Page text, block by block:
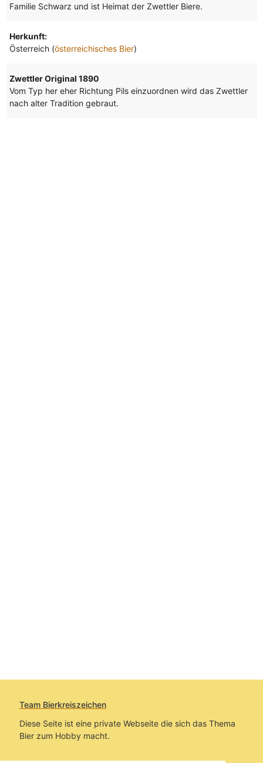
Familie Schwarz und ist Heimat der Zwettler Biere.
Herkunft:
Österreich (österreichisches Bier)
Zwettler Original 1890
Vom Typ her eher Richtung Pils einzuordnen wird das Zwettler
nach alter Tradition gebraut.
Team Bierkreiszeichen
Diese Seite ist eine private Webseite die sich das Thema
Bier zum Hobby macht.